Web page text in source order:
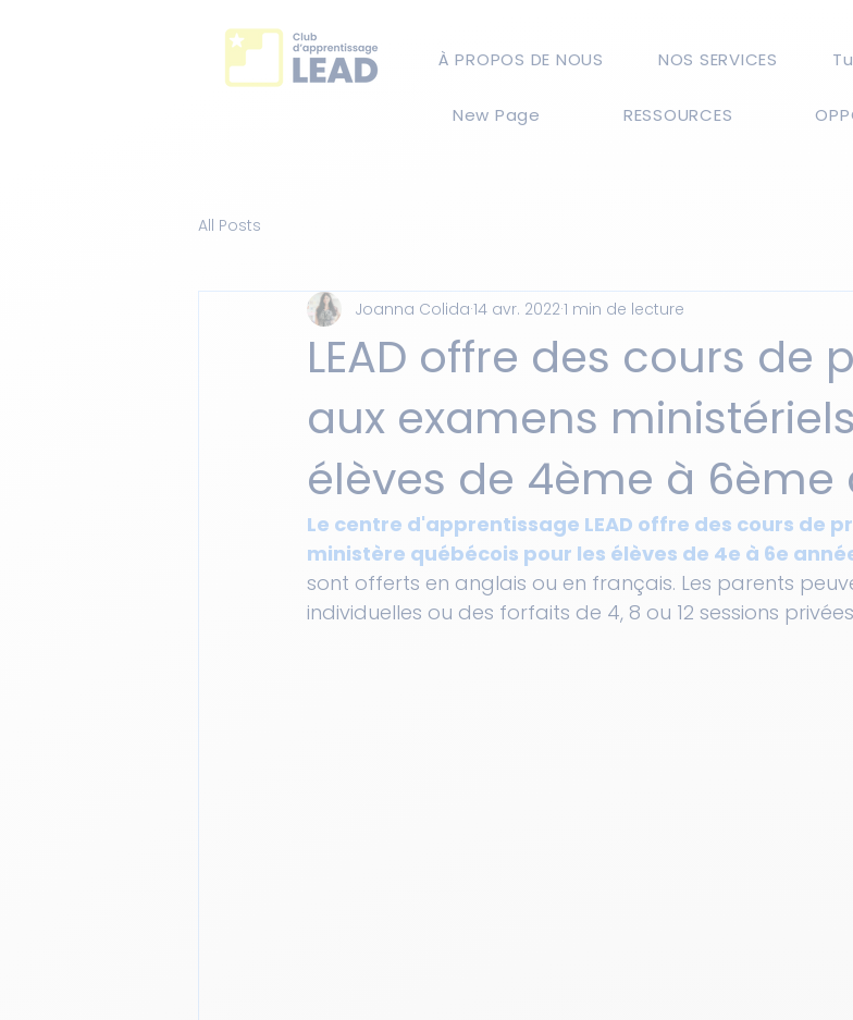
À PROPOS DE NOUS NOS SERVICES
New Page RESSOURCES
All Posts
LEAD offre des cours de
aux examens
élèves de 4ème à 6ème
Joanna Colida 14 avr. 20221 min de lecture
Le centre d'apprentissage LEAD offre des cours de
ministère québécois pour les élèves de 4e à 6e
sont offerts en anglais ou en français. Les parents
individuelles ou des forfaits de 4, 8 ou 12 sessions